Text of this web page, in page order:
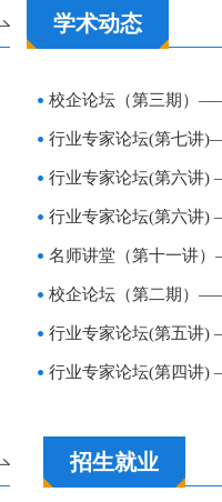
学术动态
招生就业